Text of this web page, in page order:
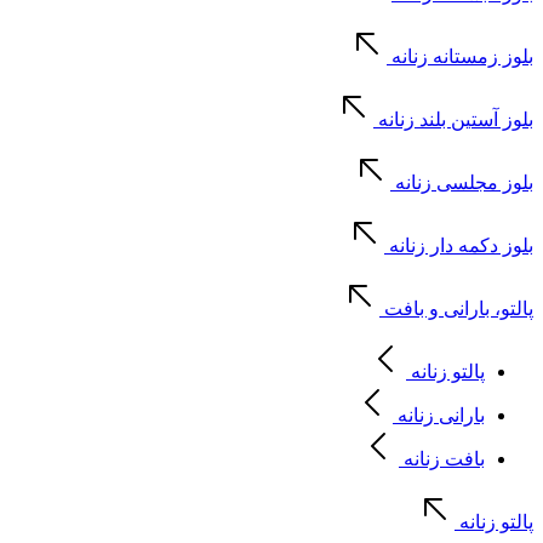
بلوز زمستانه زنانه
بلوز آستین بلند زنانه
بلوز مجلسی زنانه
بلوز دکمه دار زنانه
پالتو، بارانی و بافت
پالتو زنانه
بارانی زنانه
بافت زنانه
پالتو زنانه